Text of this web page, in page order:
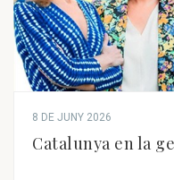
8 DE JUNY 2026
Catalunya en la